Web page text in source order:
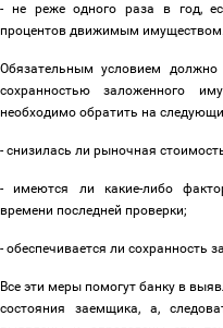
- не реже одного раза в год,
процентов движимым имуществом.
Обязательным условием
сохранностью заложенного
необходимо обратить на
- снизилась ли рыночная
- имеются ли какие-либо
времени последней проверки;
- обеспечивается ли сохранность
Все эти меры помогут банку в
состояния заемщика, а,